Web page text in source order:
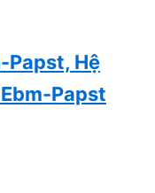
Papst, Hệ
Papst